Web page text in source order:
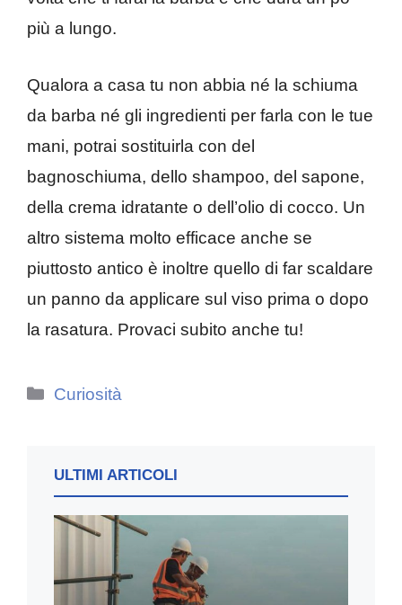
più a lungo.
Qualora a casa tu non abbia né la schiuma
da barba né gli ingredienti per farla con le tue
mani, potrai sostituirla con del
bagnoschiuma, dello shampoo, del sapone,
della crema idratante o dell’olio di cocco. Un
altro sistema molto efficace anche se
piuttosto antico è inoltre quello di far scaldare
un panno da applicare sul viso prima o dopo
la rasatura. Provaci subito anche tu!
Categorie
Curiosità
ULTIMI ARTICOLI